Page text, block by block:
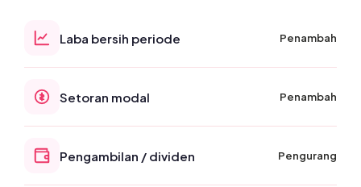
Laba bersih periode Penambah
Setoran modal Penambah
Pengambilan / dividen Pengurang